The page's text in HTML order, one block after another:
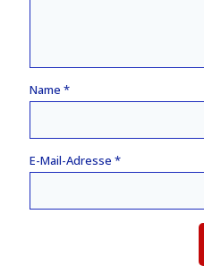
Name *
E-Mail-Adresse *